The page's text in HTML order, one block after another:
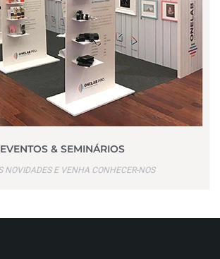
EVENTOS & SEMINÁRIOS
NOVIDADES E VENHA CONHECER-NOS